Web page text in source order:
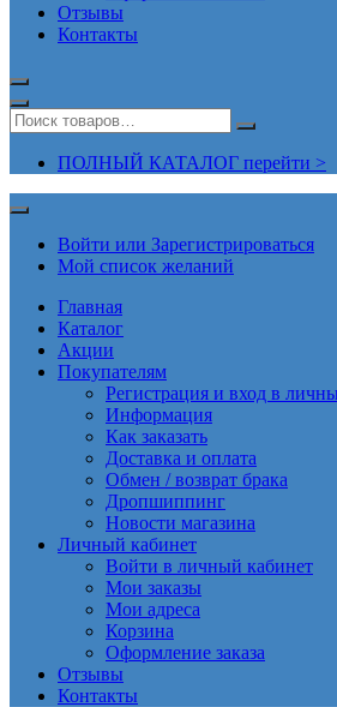
Отзывы
Контакты
ПОЛНЫЙ КАТАЛОГ перейти >
Войти или Зарегистрироваться
Мой список желаний
Главная
Каталог
Акции
Покупателям
Регистрация и вход в
Информация
Как заказать
Доставка и оплата
Обмен / возврат брака
Дропшиппинг
Новости магазина
Личный кабинет
Войти в личный кабинет
Мои заказы
Мои адреса
Корзина
Оформление заказа
Отзывы
Контакты